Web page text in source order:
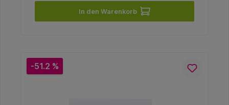
In den Warenkorb
-51.2 %